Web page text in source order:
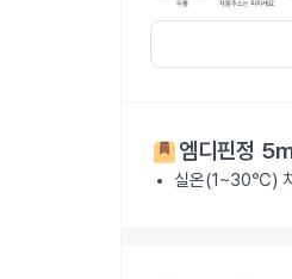
엠디핀정
실온(1~30℃)